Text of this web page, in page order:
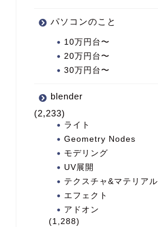
パソコンのこと
10万円台〜
20万円台〜
30万円台〜
blender
(2,233)
ライト
Geometry Nodes
モデリング
UV展開
テクスチャ&マテリアル
エフェクト
アドオン
(1,288)